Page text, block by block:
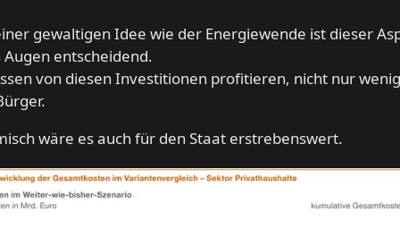
gewaltigen Idee wie der Energiewende ist dieser
entscheidend.
von diesen Investitionen profitieren, nicht nur
wäre es auch für den Staat erstrebenswert.